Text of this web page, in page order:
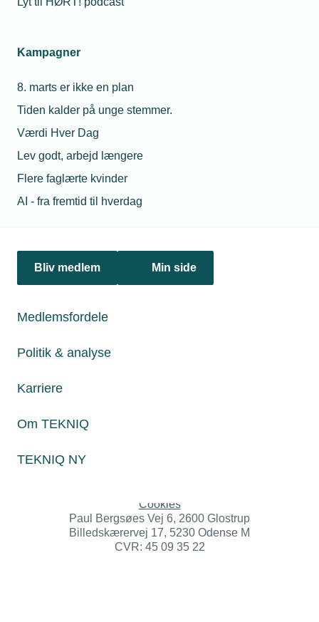
Kampagner
8. marts er ikke en plan
Tiden kalder på unge stemmer.
Værdi Hver Dag
Lev godt, arbejd længere
Flere faglærte kvinder
AI - fra fremtid til hverdag
Bliv medlem Min side
Medlemsfordele
Politik & analyse
Karriere
Om TEKNIQ
TEKNIQ NY
virksomheder, siger underdirektør.
Netværk & aktiviteter
Politik & analyse
Øvrige henvendelser
Cookies
Paul Bergsøes Vej 6, 2600 Glostrup
Billedskærervej 17, 5230 Odense M
CVR: 45 09 35 22